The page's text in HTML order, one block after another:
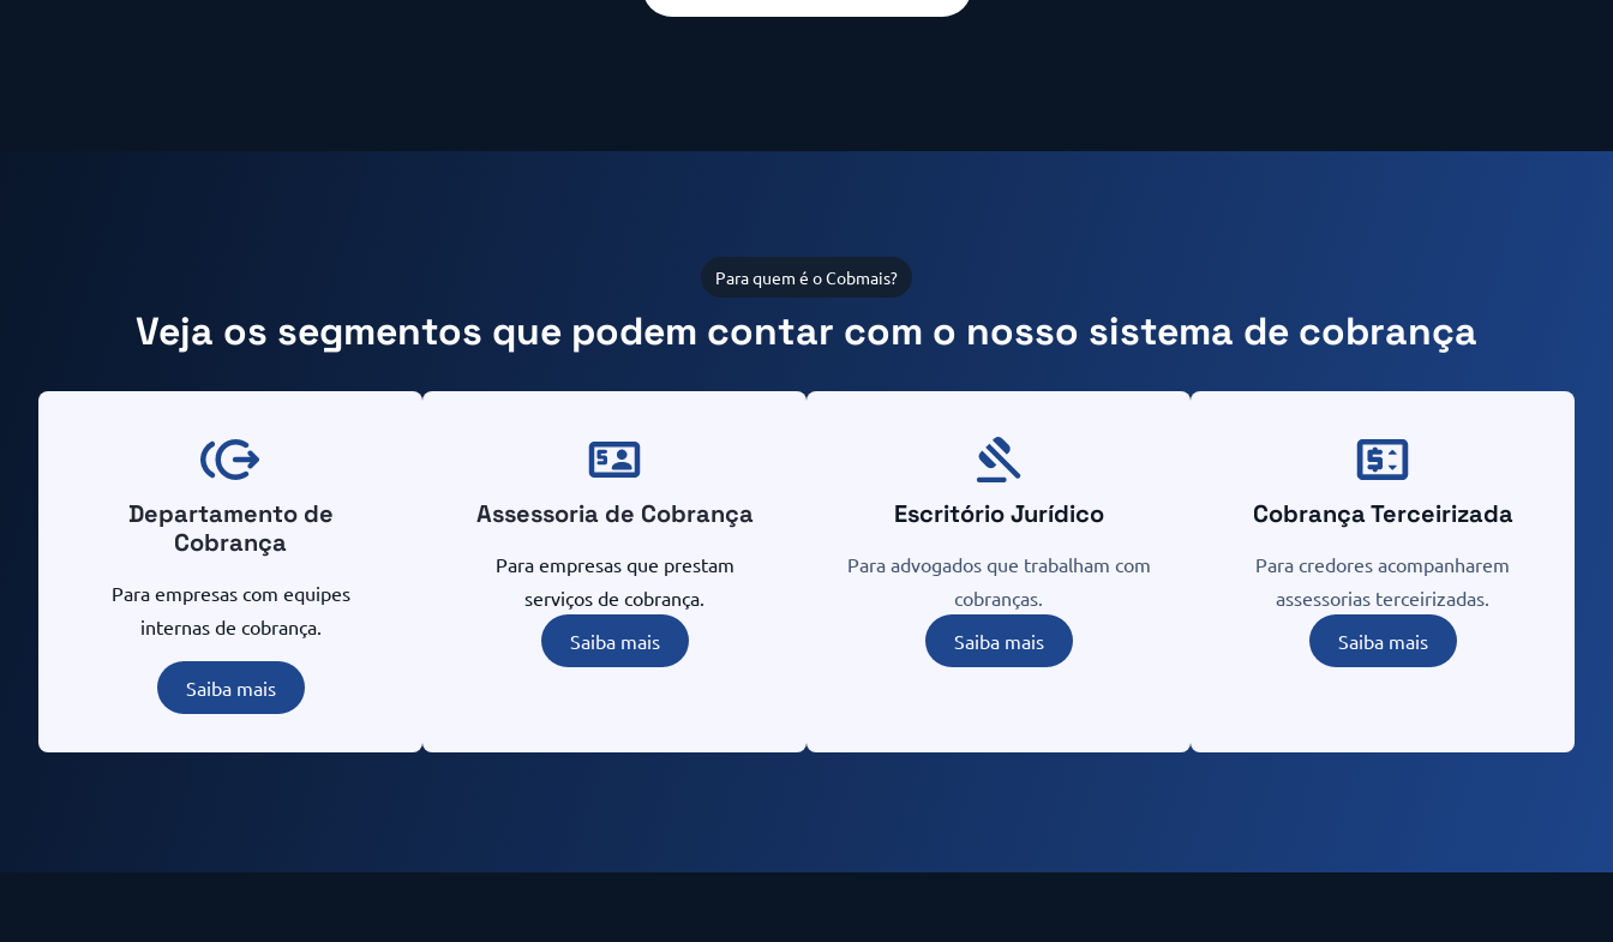
Para quem é o Cobmais?
Veja os segmentos que podem contar com o nosso sistema de cobrança
Departamento de
Cobrança
Para empresas com equipes
internas de cobrança.
Saiba mais
Assessoria de Cobrança
Para empresas que prestam
serviços de cobrança.
Saiba mais
Escritório Jurídico
Para advogados que trabalham com
cobranças.
Saiba mais
Cobrança Terceirizada
Para credores acompanharem
assessorias terceirizadas.
Saiba mais